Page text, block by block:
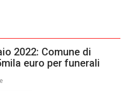
2022: Comune di
euro per funerali